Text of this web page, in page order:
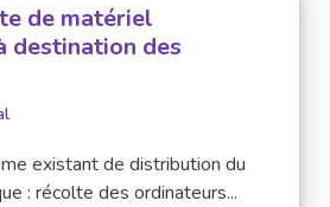
de matériel
destination des
existant de distribution du
: récolte des ordinateurs...